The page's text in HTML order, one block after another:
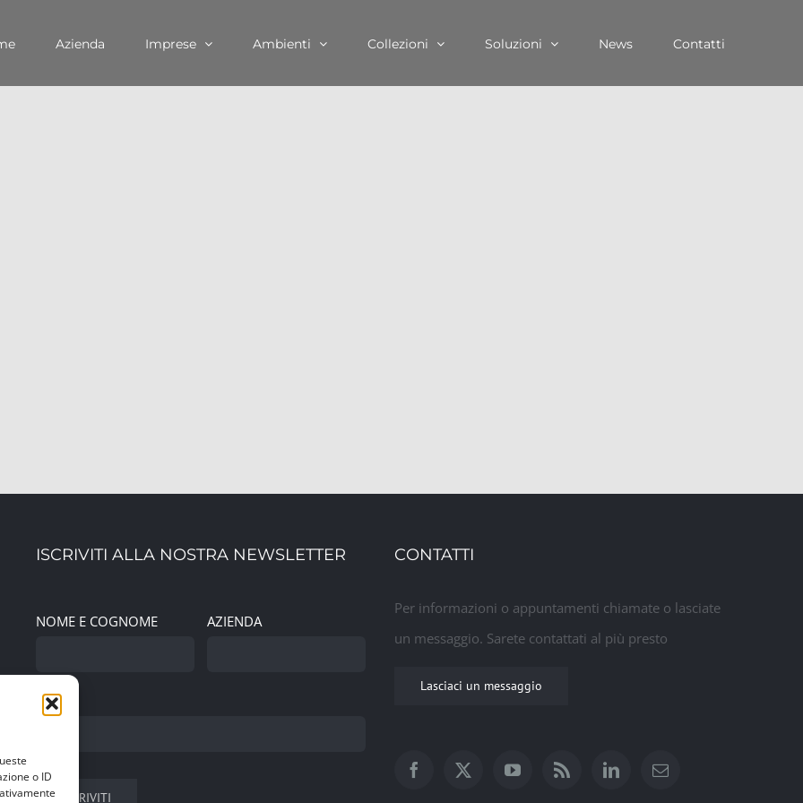
o ID
Azienda Imprese Ambienti Collezioni Soluzioni News Contatti
ISCRIVITI ALLA NOSTRA NEWSLETTER
NOME E COGNOME AZIENDA
EMAIL
CONTATTI
Per informazioni o appuntamenti chiamate o lasciate
un messaggio. Sarete contattati al più presto
Lasciaci un messaggio